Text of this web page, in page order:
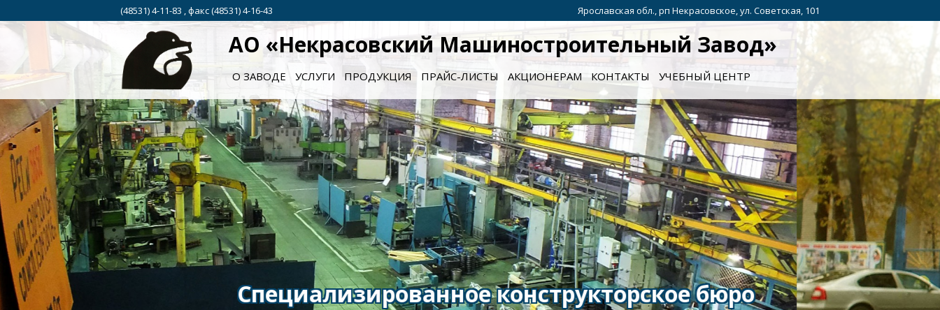
(48531) 4-11-83 , факс (48531) 4-16-43 Ярославская обл., рп Некрасовское, ул. Советская, 101
АО «Некрасовский Машиностроительный Завод»
О ЗАВОДЕ УСЛУГИ ПРОДУКЦИЯ ПРАЙС-ЛИСТЫ АКЦИОНЕРАМ КОНТАКТЫ УЧЕБНЫЙ ЦЕНТР
Опыт работы более 100 лет